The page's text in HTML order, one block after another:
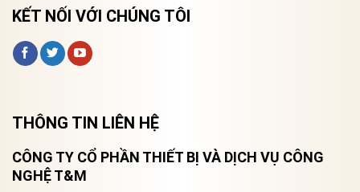
KẾT NỐI VỚI CHÚNG TÔI
THÔNG TIN LIÊN HỆ
CÔNG TY CỔ PHẦN THIẾT BỊ VÀ DỊCH VỤ CÔNG
NGHỆ T&M